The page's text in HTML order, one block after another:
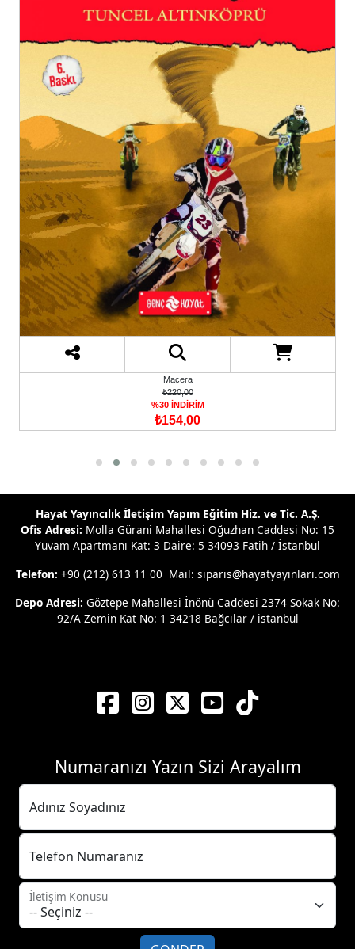
Macera
₺220,00
%30 İNDİRİM
₺154,00
Hayat Yayıncılık İletişim Yapım Eğitim Hiz. ve Tic. A.Ş.
Ofis Adresi: Molla Gürani Mahallesi Oğuzhan Caddesi No: 15
Yuvam Apartmanı Kat: 3 Daire: 5 34093 Fatih / İstanbul
Telefon: +90 (212) 613 11 00 Mail: siparis@hayatyayinlari.com
Depo Adresi: Göztepe Mahallesi İnönü Caddesi 2374 Sokak No:
92/A Zemin Kat No: 1 34218 Bağcılar / istanbul
Numaranızı Yazın Sizi Arayalım
Adınız Soyadınız
Telefon Numaranız
İletişim Konusu